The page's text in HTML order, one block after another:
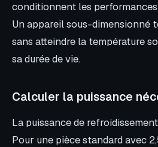
conditionnent les
Un appareil sous-dimensionné
sans atteindre la température
sa durée de vie.
Calculer la puissance
La puissance de
Pour une pièce standard avec